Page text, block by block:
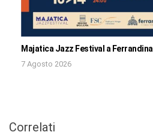
Majatica Jazz Festival a Ferrandina
7 Agosto 2026
Correlati